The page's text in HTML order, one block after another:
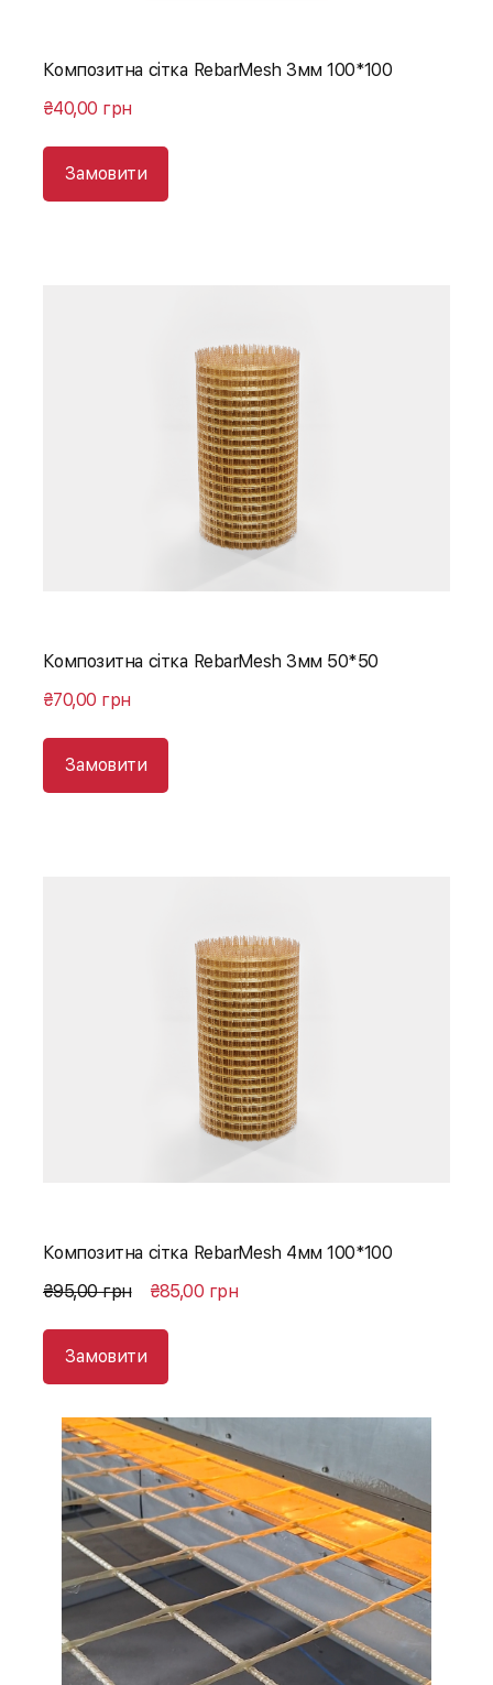
Композитна сітка RebarMesh 3мм 100*100
₴40,00 грн
Замовити
Композитна сітка RebarMesh 3мм 50*50
₴70,00 грн
Замовити
Композитна сітка RebarMesh 4мм 100*100
₴95,00 грн
₴85,00 грн
Замовити